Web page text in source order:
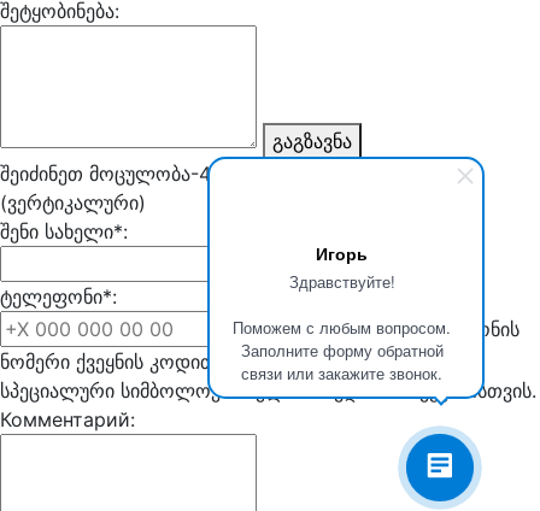
Игорь
Здравствуйте!
Поможем с любым вопросом.
Заполните форму обратной
связи или закажите звонок.
შეტყობინება:
გაგზავნა
შეიძინეთ მოცულობა-40000 ლ თერმოსის კოლბა
(ვერტიკალური)
შენი სახელი*:
ტელეფონი*:
შეიყვანეთ ტელეფონის
ნომერი ქვეყნის კოდით. მხოლოდ ნომრები და
სპეციალური სიმბოლოები ხელმისაწვდომია შეყვანისთვის.
Комментарий: